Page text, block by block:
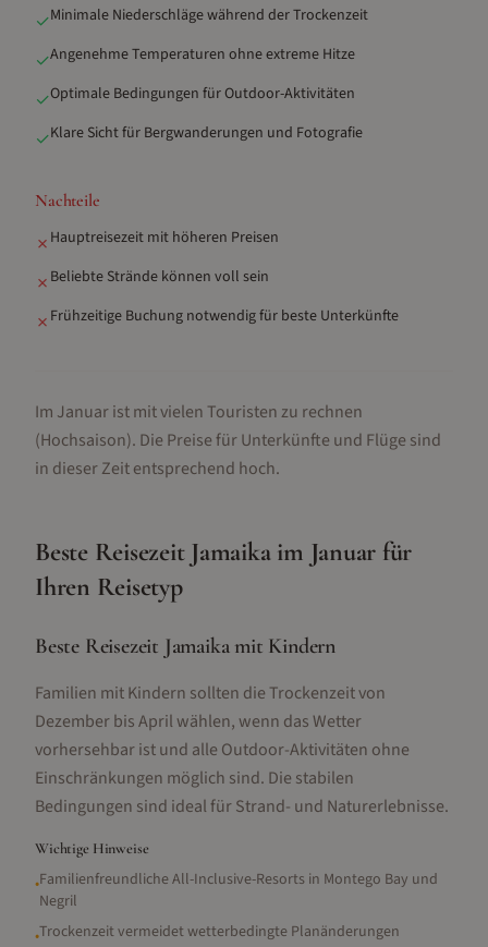
✓Minimale Niederschläge während der Trockenzeit
✓Angenehme Temperaturen ohne extreme Hitze
✓Optimale Bedingungen für Outdoor-Aktivitäten
✓Klare Sicht für Bergwanderungen und Fotografie
Nachteile
✗ Hauptreisezeit mit höheren Preisen
✗ Beliebte Strände können voll sein
✗ Frühzeitige Buchung notwendig für beste Unterkünfte
Im Januar ist mit vielen Touristen zu rechnen
(Hochsaison). Die Preise für Unterkünfte und Flüge sind
in dieser Zeit entsprechend hoch.
Beste Reisezeit Jamaikaim Januar für
Ihren Reisetyp
Beste Reisezeit Jamaika mit Kindern
Familien mit Kindern sollten die Trockenzeit von
Dezember bis April wählen, wenn das Wetter
vorhersehbar ist und alle Outdoor-Aktivitäten ohne
Einschränkungen möglich sind. Die stabilen
Bedingungen sind ideal für Strand- und Naturerlebnisse.
Wichtige Hinweise
•Familienfreundliche All-Inclusive-Resorts in Montego Bay und
Negril
•Trockenzeit vermeidet wetterbedingte Planänderungen